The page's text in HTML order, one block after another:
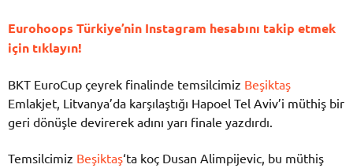
Eurohoops Türkiye’nin Instagram hesabını takip etmek
için tıklayın!
BKT EuroCup çeyrek finalinde temsilcimiz Beşiktaş
Emlakjet, Litvanya’da karşılaştığı Hapoel Tel Aviv’i müthiş bir
geri dönüşle devirerek adını yarı finale yazdırdı.
Temsilcimiz Beşiktaş‘ta koç Dusan Alimpijevic, bu müthiş